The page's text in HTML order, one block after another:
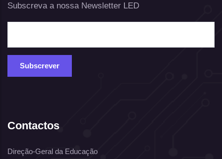
Subscreva a nossa Newsletter LED
Contactos
Direção-Geral da Educação